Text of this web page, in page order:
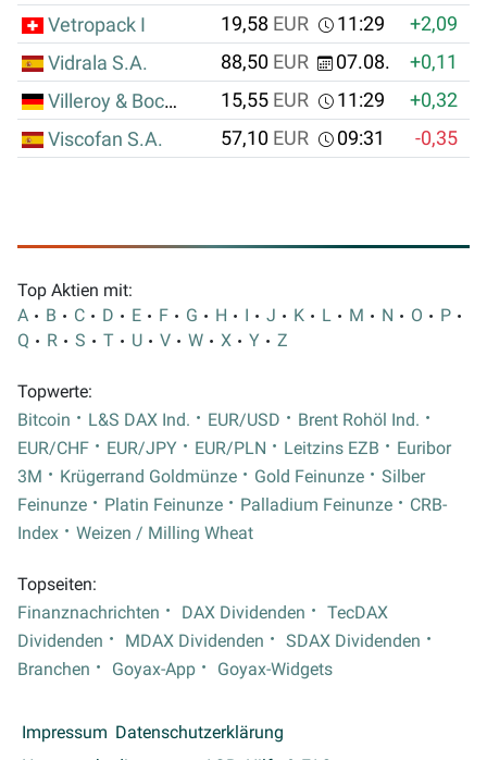
Vetropack I
19,58 EUR 11:29
+2,09
Vidrala S.A.
88,50 EUR 07.08.
+0,11
Villeroy & Boch AG
15,55 EUR 11:29
+0,32
Viscofan S.A.
57,10 EUR 09:31 -0,35
Top Aktien mit:
A
B C D E F G H I J K L M N O
P
Q
R S T U V W X Y Z
Topwerte:
Bitcoin
L&S DAX Ind. EUR/USD
Brent Rohöl Ind.
EUR/CHF
EUR/JPY EUR/PLN Leitzins EZB
Euribor
3M
Krügerrand Goldmünze Gold Feinunze
Silber
Feinunze
Platin Feinunze Palladium Feinunze
CRB-
Index
Weizen / Milling Wheat
Topseiten:
Finanznachrichten
DAX Dividenden
TecDAX
Dividenden
MDAX Dividenden
SDAX Dividenden
Branchen
Goyax-App Goyax-Widgets
Impressum Datenschutzerklärung